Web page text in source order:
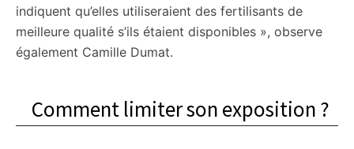
indiquent qu’elles utiliseraient des fertilisants de
meilleure qualité s’ils étaient disponibles », observe
également Camille Dumat.
Comment limiter son exposition ?